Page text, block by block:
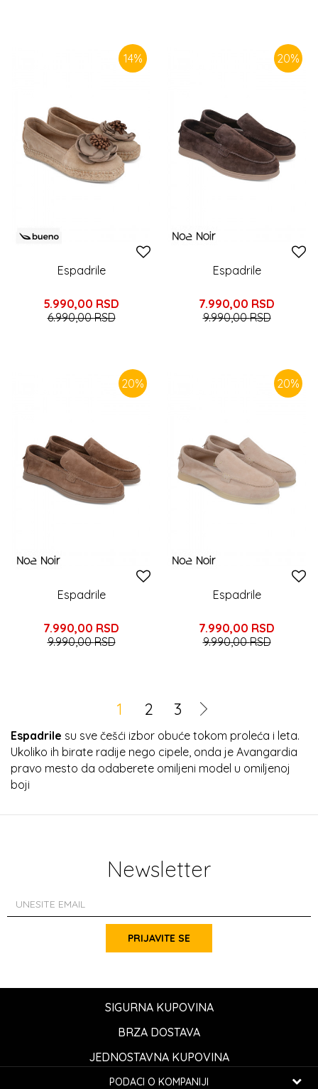
14%
Espadrile
5.990,00 RSD
6.990,00RSD
20%
Espadrile
7.990,00 RSD
9.990,00RSD
20%
Espadrile
7.990,00 RSD
9.990,00RSD
20%
Espadrile
7.990,00 RSD
9.990,00RSD
1 2 3
Espadrile su sve češći izbor obuće tokom proleća i leta.
Ukoliko ih birate radije nego cipele, onda je Avangardia
pravo mesto da odaberete omiljeni model u omiljenoj
boji
Newsletter
PRIJAVITE SE
SIGURNA KUPOVINA
BRZA DOSTAVA
JEDNOSTAVNA KUPOVINA
PODACI O KOMPANIJI